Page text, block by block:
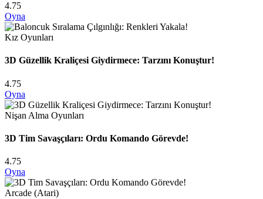
4.75
Oyna
Kız Oyunları
3D Güzellik Kraliçesi Giydirmece: Tarzını Konuştur!
4.75
Oyna
Nişan Alma Oyunları
3D Tim Savaşçıları: Ordu Komando Görevde!
4.75
Oyna
Arcade (Atari)